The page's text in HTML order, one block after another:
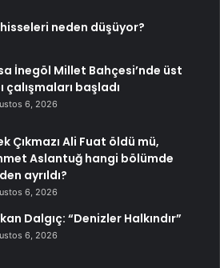
neden düşüyor?
İnegöl Millet Bahçesi’nde üst
çalışmaları başladı
6, 2026
Çıkmazı Ali Fuat öldü mü,
Aslantuğ hangi bölümde
ayrıldı?
6, 2026
Dalgıç: “Denizler Halkındır”
6, 2026